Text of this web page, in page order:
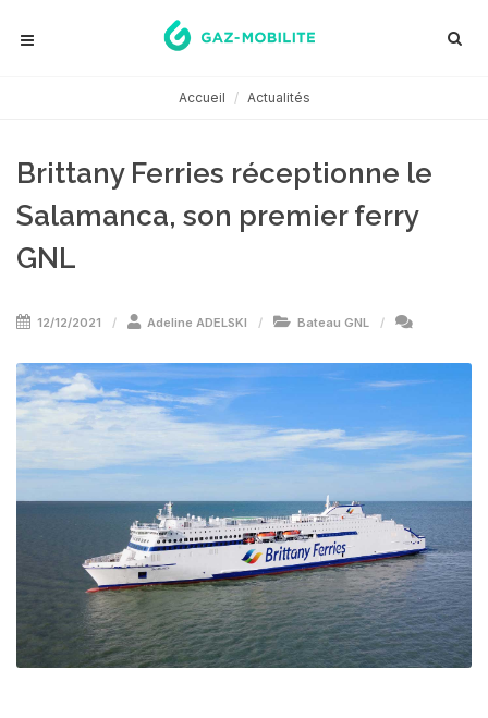
Accueil Actualités
Brittany Ferries réceptionne le
Salamanca, son premier ferry
GNL
12/12/2021 Adeline ADELSKI Bateau GNL